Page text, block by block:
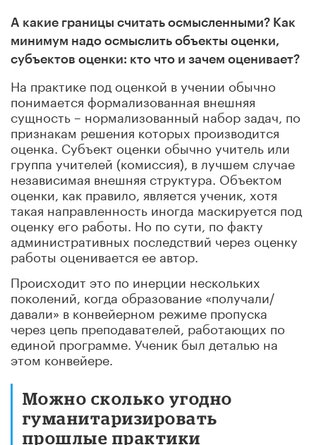
А какие границы считать осмысленными? Как
минимум надо осмыслить объекты оценки,
субъектов оценки: кто что и зачем оценивает?
На практике под оценкой в учении обычно
понимается формализованная внешняя
сущность – нормализованный набор задач, по
признакам решения которых производится
оценка. Субъект оценки обычно учитель или
группа учителей (комиссия), в лучшем случае
независимая внешняя структура. Объектом
оценки, как правило, является ученик, хотя
такая направленность иногда маскируется под
оценку его работы. Но по сути, по факту
административных последствий через оценку
работы оценивается ее автор.
Происходит это по инерции нескольких
поколений, когда образование «получали/
давали» в конвейерном режиме пропуска
через цепь преподавателей, работающих по
единой программе. Ученик был деталью на
этом конвейере.
Можно сколько угодно
гуманитаризировать
прошлые практики